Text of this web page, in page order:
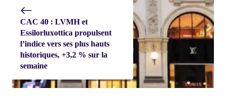
CAC 40 : LVMH et
Essilorluxottica propulsent
l’indice vers ses plus hauts
historiques, +3,2 % sur la
semaine